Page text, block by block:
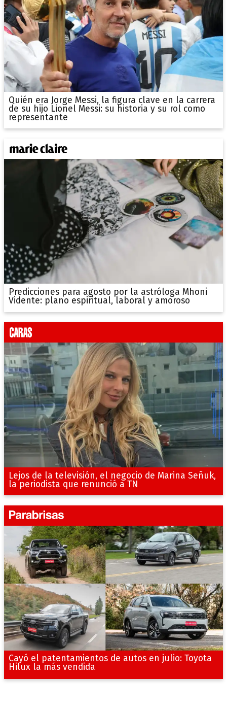
Quién era Jorge Messi, la figura clave en la carrera
de su hijo Lionel Messi: su historia y su rol como
representante
Predicciones para agosto por la astróloga Mhoni
Vidente: plano espiritual, laboral y amoroso
Lejos de la televisión, el negocio de Marina Señuk,
la periodista que renunció a TN
Cayó el patentamientos de autos en julio: Toyota
Hilux la más vendida